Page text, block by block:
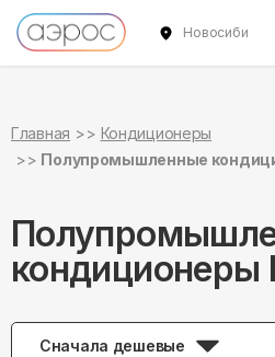
Новосибирск
Главная
Кондиционеры
Полупромышленные
кондиционеры
Сначала дешевые